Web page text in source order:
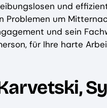
und
Problemen um
und sein
für Ihre harte